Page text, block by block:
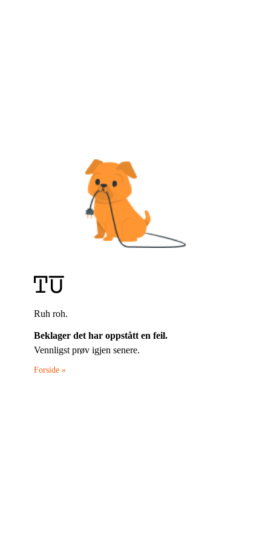
Ruh roh.
Beklager det har oppstått en feil.
Vennligst prøv igjen senere.
Forside »